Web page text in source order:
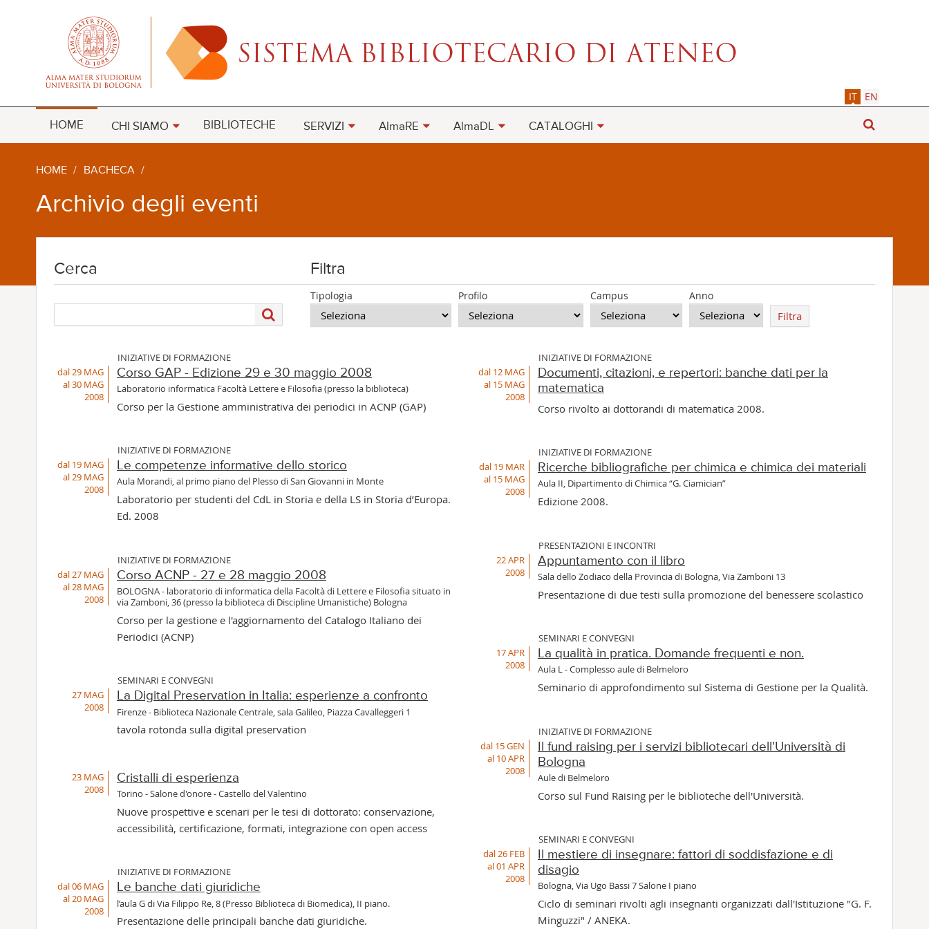
IT EN
HOME CHI SIAMO BIBLIOTECHE SERVIZI AlmaRE AlmaDL CATALOGHI
HOME / BACHECA /
Archivio degli eventi
Cerca Filtra
Tipologia Profilo Campus Anno
Filtra
INIZIATIVE DI FORMAZIONE
dal 29 MAG
al 30 MAG
2008
Corso GAP - Edizione 29 e 30 maggio 2008
Laboratorio informatica Facoltà Lettere e Filosofia (presso la biblioteca)
Corso per la Gestione amministrativa dei periodici in ACNP (GAP)
INIZIATIVE DI FORMAZIONE
dal 19 MAG
al 29 MAG
2008
Le competenze informative dello storico
Aula Morandi, al primo piano del Plesso di San Giovanni in Monte
Laboratorio per studenti del CdL in Storia e della LS in Storia d’Europa.
Ed. 2008
INIZIATIVE DI FORMAZIONE
dal 27 MAG
al 28 MAG
2008
Corso ACNP - 27 e 28 maggio 2008
BOLOGNA - laboratorio di informatica della Facoltà di Lettere e Filosofia situato in
via Zamboni, 36 (presso la biblioteca di Discipline Umanistiche) Bologna
Corso per la gestione e l'aggiornamento del Catalogo Italiano dei
Periodici (ACNP)
SEMINARI E CONVEGNI
27 MAG
2008
La Digital Preservation in Italia: esperienze a confronto
Firenze - Biblioteca Nazionale Centrale, sala Galileo, Piazza Cavalleggeri 1
tavola rotonda sulla digital preservation
23 MAG
2008
Cristalli di esperienza
Torino - Salone d'onore - Castello del Valentino
Nuove prospettive e scenari per le tesi di dottorato: conservazione,
accessibilità, certificazione, formati, integrazione con open access
INIZIATIVE DI FORMAZIONE
dal 06 MAG
al 20 MAG
2008
Le banche dati giuridiche
l’aula G di Via Filippo Re, 8 (Presso Biblioteca di Biomedica), II piano.
Presentazione delle principali banche dati giuridiche.
INIZIATIVE DI FORMAZIONE
dal 12 MAG
al 15 MAG
2008
Documenti, citazioni, e repertori: banche dati per la
matematica
Corso rivolto ai dottorandi di matematica 2008.
INIZIATIVE DI FORMAZIONE
dal 19 MAR
al 15 MAG
2008
Ricerche bibliografiche per chimica e chimica dei materiali
Aula II, Dipartimento di Chimica “G. Ciamician”
Edizione 2008.
PRESENTAZIONI E INCONTRI
22 APR
2008
Appuntamento con il libro
Sala dello Zodiaco della Provincia di Bologna, Via Zamboni 13
Presentazione di due testi sulla promozione del benessere scolastico
SEMINARI E CONVEGNI
17 APR
2008
La qualità in pratica. Domande frequenti e non.
Aula L - Complesso aule di Belmeloro
Seminario di approfondimento sul Sistema di Gestione per la Qualità.
INIZIATIVE DI FORMAZIONE
dal 15 GEN
al 10 APR
2008
Il fund raising per i servizi bibliotecari dell'Università di
Bologna
Aule di Belmeloro
Corso sul Fund Raising per le biblioteche dell'Università.
SEMINARI E CONVEGNI
dal 26 FEB
al 01 APR
2008
Il mestiere di insegnare: fattori di soddisfazione e di
disagio
Bologna, Via Ugo Bassi 7 Salone I piano
Ciclo di seminari rivolti agli insegnanti organizzati dall'Istituzione "G. F.
Minguzzi" / ANEKA.